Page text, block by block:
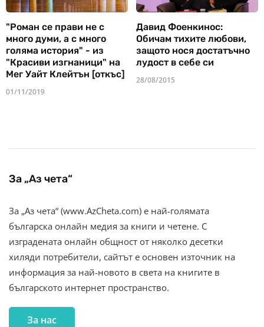
"Роман се прави не с
много думи, а с много
голяма история" - из
"Красиви изгнаници" на
Мег Уайт Клейтън [откъс]
01/11/2019
Давид Фоенкинос:
Обичам тихите любови,
защото нося достатъчно
лудост в себе си
28/08/2015
За „Аз чета“
За „Аз чета“ (www.AzCheta.com) е най-голямата
българска онлайн медия за книги и четене. С
изградената онлайн общност от няколко десетки
хиляди потребители, сайтът е основен източник на
информация за най-новото в света на книгите в
българското интернет пространство.
За нас